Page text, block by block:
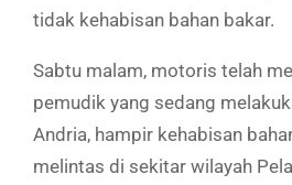
tidak kehabisan bahan bakar.
Sabtu malam, motoris telah
pemudik yang sedang
Andria, hampir kehabisan
melintas di sekitar wilayah